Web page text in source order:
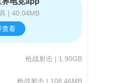
| 40.04MB
查看
枪战射击 | 1.90GB
枪战射击 | 108.46MB